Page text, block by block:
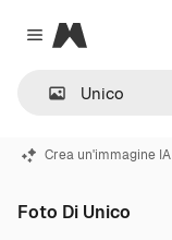
Close menu
Magnific
Crea un'immagine IA
Foto Di Unico